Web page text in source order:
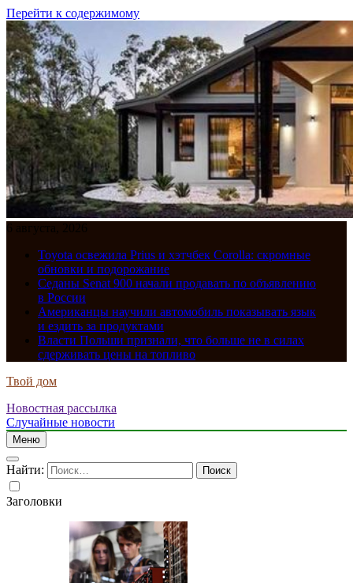
Перейти к содержимому
6 августа, 2026
Toyota освежила Prius и хэтчбек Corolla: скромные
обновки и подорожание
Седаны Senat 900 начали продавать по объявлению
в России
Американцы научили автомобиль показывать язык
и ездить за продуктами
Власти Польши признали, что больше не в силах
сдерживать цены на топливо
Твой дом
Новостная рассылка
Случайные новости
Меню
Найти:
Заголовки